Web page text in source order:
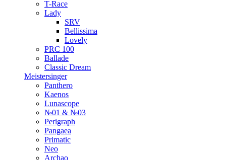
T-Race
Lady
SRV
Bellissima
Lovely
PRC 100
Ballade
Classic Dream
Meistersinger
Panthero
Kaenos
Lunascope
№01 & №03
Perigraph
Pangaea
Primatic
Neo
Archao